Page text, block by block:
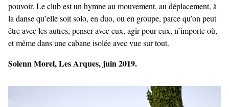
pouvoir. Le club est un hymne au mouvement, au déplacement, à
la danse qu’elle soit solo, en duo, ou en groupe, parce qu’on peut
être avec les autres, penser avec eux, agir pour eux, n’importe où,
et même dans une cabane isolée avec vue sur tout.
Solenn Morel, Les Arques, juin 2019.